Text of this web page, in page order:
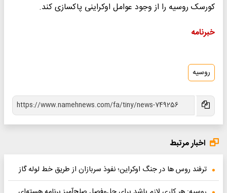
کورسک روسیه را از وجود عوامل اوکراینی پاکسازی کند.
خبرنامه
روسیه
اخبار مرتبط
ترفند روس ها در جنگ اوکراین؛ نفوذ سربازان از طریق خط لوله گاز